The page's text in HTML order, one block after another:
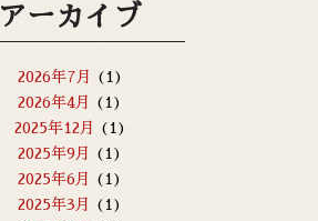
アーカイブ
2026年7月
(1)
2026年4月
(1)
2025年12月
(1)
2025年9月
(1)
2025年6月
(1)
2025年3月
(1)